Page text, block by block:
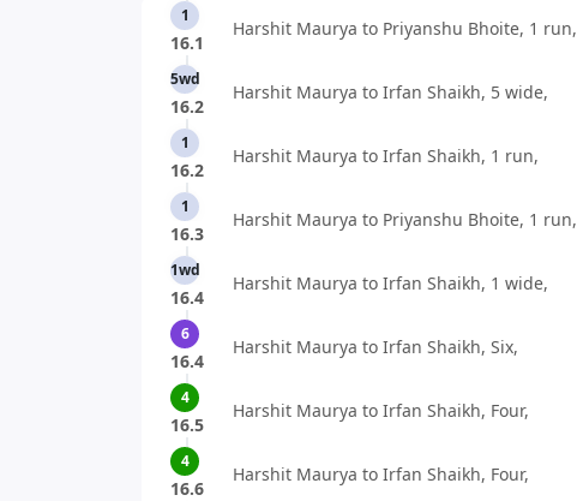
1
16.1
Harshit Maurya to Priyanshu Bhoite, 1 run,
5wd
16.2
Harshit Maurya to Irfan Shaikh, 5 wide,
1
16.2
Harshit Maurya to Irfan Shaikh, 1 run,
1
16.3
Harshit Maurya to Priyanshu Bhoite, 1 run,
1wd
16.4
Harshit Maurya to Irfan Shaikh, 1 wide,
6
16.4
Harshit Maurya to Irfan Shaikh, Six,
4
16.5
Harshit Maurya to Irfan Shaikh, Four,
4
16.6
Harshit Maurya to Irfan Shaikh, Four,